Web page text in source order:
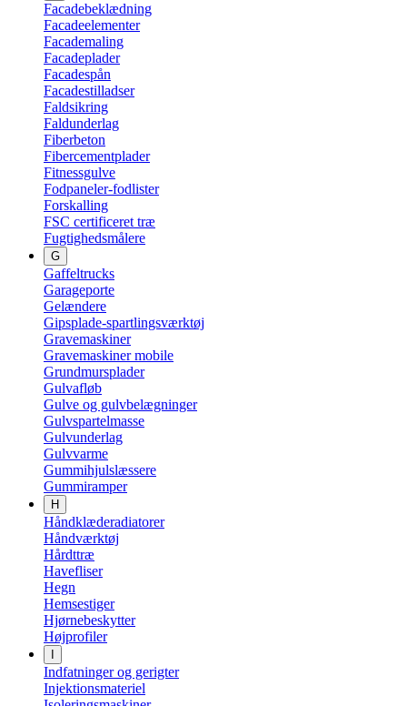
Facadebeklædning
Facadeelementer
Facademaling
Facadeplader
Facadespån
Facadestilladser
Faldsikring
Faldunderlag
Fiberbeton
Fibercementplader
Fitnessgulve
Fodpaneler-fodlister
Forskalling
FSC certificeret træ
Fugtighedsmålere
G
Gaffeltrucks
Garageporte
Gelændere
Gipsplade-spartlingsværktøj
Gravemaskiner
Gravemaskiner mobile
Grundmursplader
Gulvafløb
Gulve og gulvbelægninger
Gulvspartelmasse
Gulvunderlag
Gulvvarme
Gummihjulslæssere
Gummiramper
H
Håndklæderadiatorer
Håndværktøj
Hårdttræ
Havefliser
Hegn
Hemsestiger
Hjørnebeskytter
Højprofiler
Indfatninger og gerigter
Injektionsmateriel